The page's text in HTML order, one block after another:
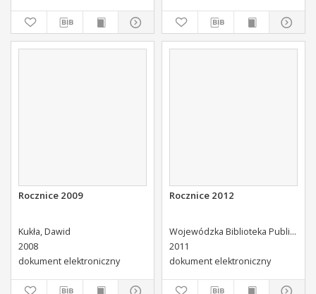
Rocznice 2009
Kukła, Dawid
2008
dokument elektroniczny
Rocznice 2012
Wojewódzka Biblioteka Publiczna (Kielce). Dział Informacji i Bibliografii Regionalnej
2011
dokument elektroniczny